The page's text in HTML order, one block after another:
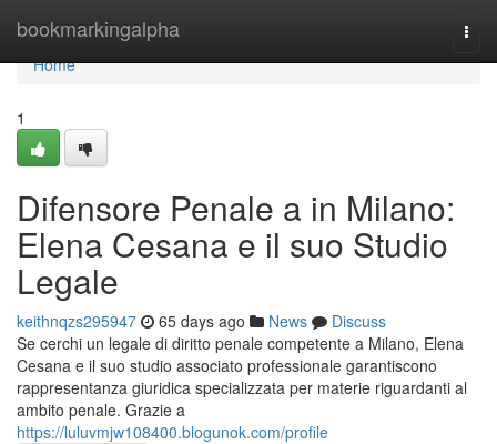
bookmarkingalpha
Home
Home
1
Difensore Penale a in Milano:
Elena Cesana e il suo Studio
Legale
keithnqzs295947 65 days ago News
Discuss
Se cerchi un legale di diritto penale competente a Milano, Elena
Cesana e il suo studio associato professionale garantiscono
rappresentanza giuridica specializzata per materie riguardanti al
ambito penale. Grazie a
https://luluvmjw108400.blogunok.com/profile